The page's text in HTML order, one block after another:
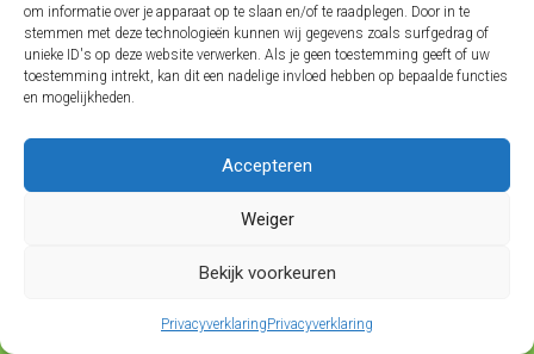
om informatie over je apparaat op te slaan en/of te raadplegen. Door in te
stemmen met deze technologieën kunnen wij gegevens zoals surfgedrag of
unieke ID's op deze website verwerken. Als je geen toestemming geeft of uw
toestemming intrekt, kan dit een nadelige invloed hebben op bepaalde functies
en mogelijkheden.
Accepteren
Weiger
Bekijk voorkeuren
PrivacyverklaringPrivacyverklaring
Zoek je een andere les/event? Klik danhiervoor een
maandkalender.
Je kan inschrijven van26 jul 2026 10:30tot 1 aug 2026
21:00.